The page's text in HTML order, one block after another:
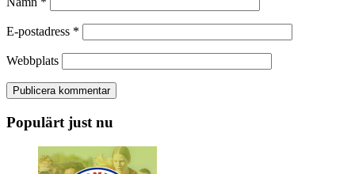
E-postadress *
Webbplats
Populärt just nu